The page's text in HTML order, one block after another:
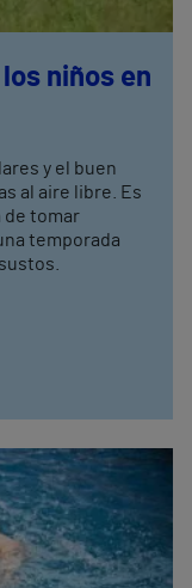
niños en
y el buen
al aire libre. Es
de tomar
temporada